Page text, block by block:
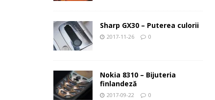
Sharp GX30 – Puterea culorii
2017-11-26 0
Nokia 8310 – Bijuteria
finlandeză
2017-09-22 0